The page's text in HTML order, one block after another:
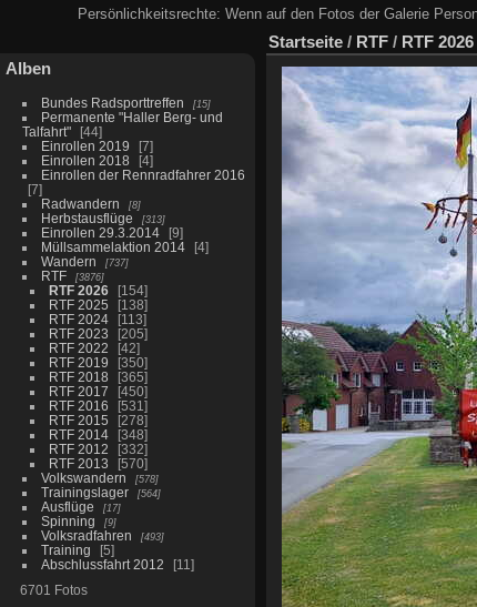
Persönlichkeitsrechte: Wenn auf den Fotos der Galerie
Alben
Bundes Radsporttreffen 15
Permanente "Haller Berg- und
Talfahrt"
44
Einrollen 2019
7
Einrollen 2018
4
Einrollen der Rennradfahrer 2016
7
Radwandern
8
Herbstausflüge 313
Einrollen 29.3.2014
9
Müllsammelaktion 2014
4
Wandern
737
RTF 3876
RTF 2026
154
RTF 2025
138
RTF 2024
113
RTF 2023
205
RTF 2022
42
RTF 2019
350
RTF 2018
365
RTF 2017
450
RTF 2016
531
RTF 2015
278
RTF 2014
348
RTF 2012
332
RTF 2013
570
Volkswandern
578
Trainingslager 564
Ausflüge 17
Spinning 9
Volksradfahren 493
Training
5
Abschlussfahrt 2012
11
6701 Fotos
Startseite / RTF / RTF 2026